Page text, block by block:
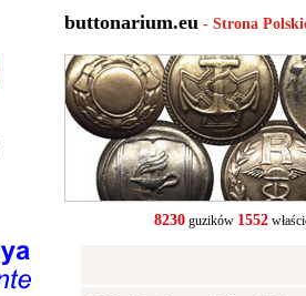
buttonarium.eu - Strona
8230guzików 1552